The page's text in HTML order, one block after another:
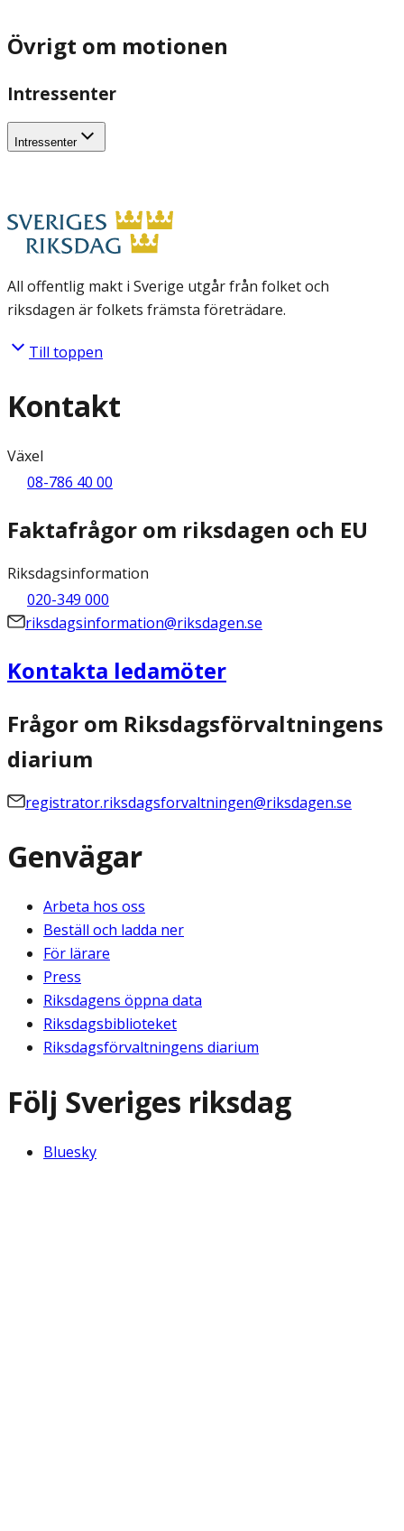
Övrigt om motionen
Intressenter
Intressenter
All offentlig makt i Sverige utgår från folket och
riksdagen är folkets främsta företrädare.
Till toppen
Kontakt
Växel
08-786 40 00
Faktafrågor om riksdagen och EU
Riksdagsinformation
020-349 000
riksdagsinformation@riksdagen.se
Kontakta ledamöter
Frågor om Riksdagsförvaltningens
diarium
registrator.riksdagsforvaltningen@riksdagen.se
Genvägar
Arbeta hos oss
Beställ och ladda ner
För lärare
Press
Riksdagens öppna data
Riksdagsbiblioteket
Riksdagsförvaltningens diarium
Följ Sveriges riksdag
Bluesky